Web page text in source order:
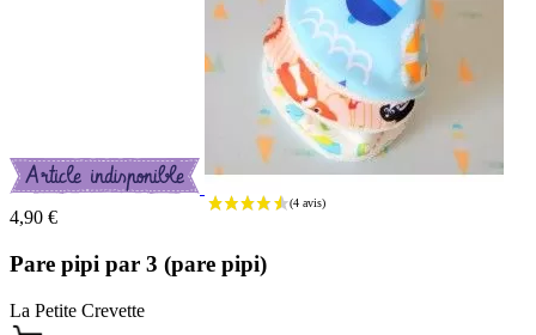
4,90 €
Pare pipi par 3 (pare pipi)
La Petite Crevette